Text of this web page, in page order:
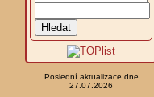
Poslední aktualizace dne
27.07.2026